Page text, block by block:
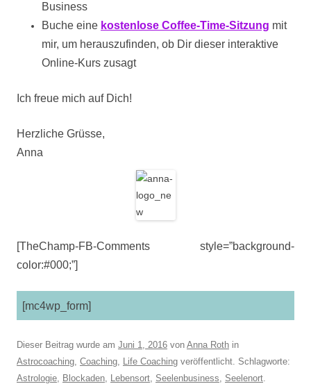
Business
Buche eine kostenlose Coffee-Time-Sitzung mit
mir, um herauszufinden, ob Dir dieser interaktive
Online-Kurs zusagt
Ich freue mich auf Dich!
Herzliche Grüsse,
Anna
[TheChamp-FB-Comments style=”background-
color:#000;”]
[mc4wp_form]
Dieser Beitrag wurde am Juni 1, 2016 von Anna Roth in
Astrocoaching, Coaching, Life Coaching veröffentlicht. Schlagworte:
Astrologie, Blockaden, Lebensort, Seelenbusiness, Seelenort.